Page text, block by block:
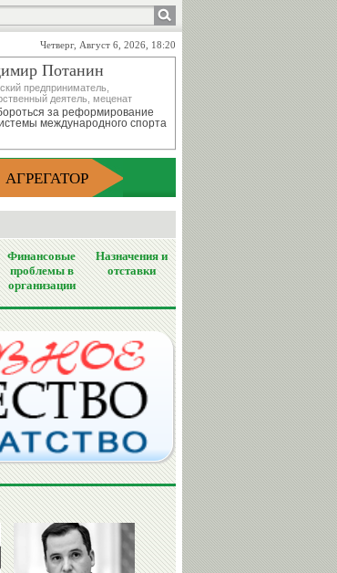
Четверг, Август 6, 2026, 18:20
Потанин
предприниматель,
деятель, меценат
за реформирование
международного спорта
АГРЕГАТОР
Финансовые
проблемы в
организации
Назначения и
отставки